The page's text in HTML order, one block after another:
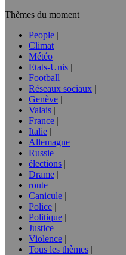
Thèmes du moment
People
Climat
Météo
Etats-Unis
Football
Réseaux sociaux
Genève
Valais
France
Italie
Allemagne
Russie
élections
Drame
route
Canicule
Police
Politique
Justice
Violence
Tous les thèmes